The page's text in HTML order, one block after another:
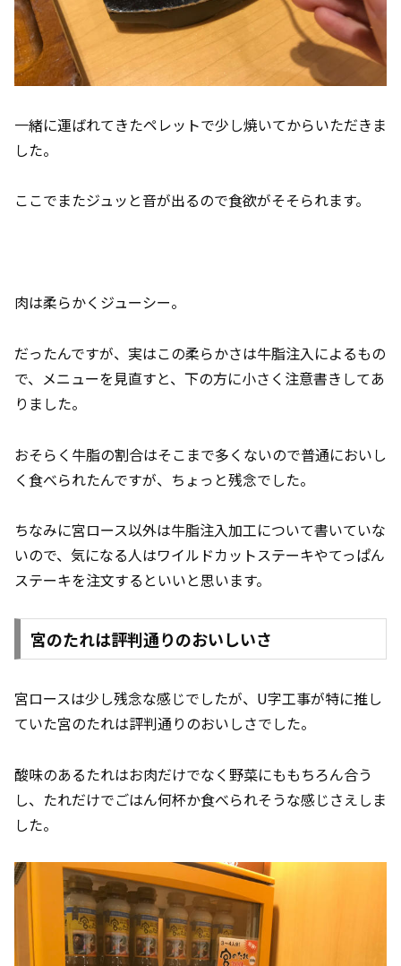
一緒に運ばれてきたペレットで少し焼いてからいただきま
した。
ここでまたジュッと音が出るので食欲がそそられます。
肉は柔らかくジューシー。
だったんですが、実はこの柔らかさは牛脂注入によるもの
で、メニューを見直すと、下の方に小さく注意書きしてあ
りました。
おそらく牛脂の割合はそこまで多くないので普通においし
く食べられたんですが、ちょっと残念でした。
ちなみに宮ロース以外は牛脂注入加工について書いていな
いので、気になる人はワイルドカットステーキやてっぱん
ステーキを注文するといいと思います。
宮のたれは評判通りのおいしいさ
宮ロースは少し残念な感じでしたが、U字工事が特に推し
ていた宮のたれは評判通りのおいしさでした。
酸味のあるたれはお肉だけでなく野菜にももちろん合う
し、たれだけでごはん何杯か食べられそうな感じさえしま
した。